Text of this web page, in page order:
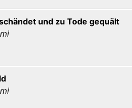
und zu Tode gequält